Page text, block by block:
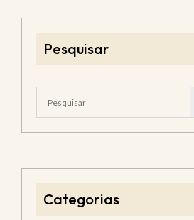
Pesquisar
Categorias